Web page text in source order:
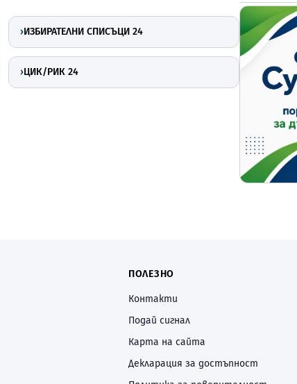
›ИЗБИРАТЕЛНИ СПИСЪЦИ 24
›ЦИК/РИК 24
ПОЛЕЗНО
Контакти
Подай сигнал
Карта на сайта
Декларация за достъпност